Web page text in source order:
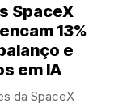
SpaceX
13%
e
em IA
da SpaceX